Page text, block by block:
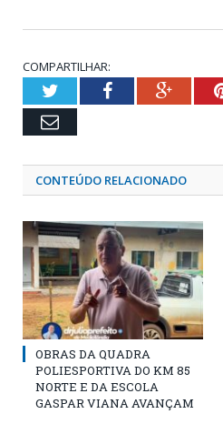
COMPARTILHAR:
TwitterFacebook
Email
CONTEÚDO RELACIONADO
OBRAS DA QUADRA
POLIESPORTIVA DO KM 85
NORTE E DA ESCOLA
GASPAR VIANA AVANÇAM